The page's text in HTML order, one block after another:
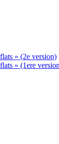
» (2e version)
» (1ere